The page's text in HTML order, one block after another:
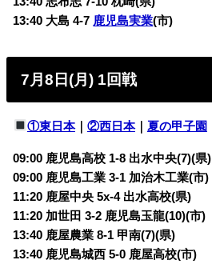
13:40 大島 4-7 鹿児島実業(市)
7月8日(月) 1回戦
①東日本｜ ②西日本｜ 夏の甲子園
09:00 鹿児島高校 1-8 出水中央(7)(県)
09:00 鹿児島工業 3-1 加治木工業(市)
11:20 鹿屋中央 5x-4 出水高校(県)
11:20 加世田 3-2 鹿児島玉龍(10)(市)
13:40 鹿屋農業 8-1 甲南(7)(県)
13:40 鹿児島城西 5-0 鹿屋高校(市)